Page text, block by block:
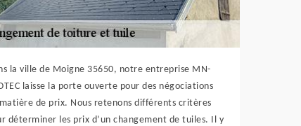
la ville de Moigne 35650, notre entreprise MN-
laisse la porte ouverte pour des négociations
de prix. Nous retenons différents critères
déterminer les prix d’un changement de tuiles. Il y